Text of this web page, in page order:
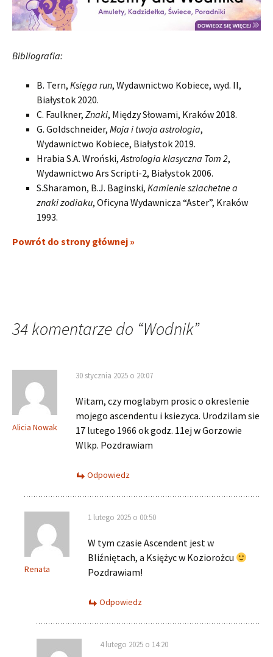
Bibliografia:
B. Tern, Księga run, Wydawnictwo Kobiece, wyd. II,
Białystok 2020.
C. Faulkner, Znaki, Między Słowami, Kraków 2018.
G. Goldschneider, Moja i twoja astrologia,
Wydawnictwo Kobiece, Białystok 2019.
Hrabia S.A. Wroński,Astrologia klasyczna Tom 2,
Wydawnictwo Ars Scripti-2, Białystok 2006.
S.Sharamon, B.J. Baginski, Kamienie szlachetne a
znaki zodiaku, Oficyna Wydawnicza “Aster”, Kraków
1993.
Powrót do strony głównej »
34 komentarze do “Wodnik”
Alicia Nowak
30 stycznia 2025 o 20:07
Witam, czy moglabym prosic o okreslenie
mojego ascendentu i ksiezyca. Urodzilam sie
17 lutego 1966 ok godz. 11ej w Gorzowie
Wlkp. Pozdrawiam
Odpowiedz
Renata
1 lutego 2025 o 00:50
W tym czasie Ascendent jest w
Bliźniętach, a Księżyc w Koziorożcu
Pozdrawiam!
Odpowiedz
4 lutego 2025 o 14:20